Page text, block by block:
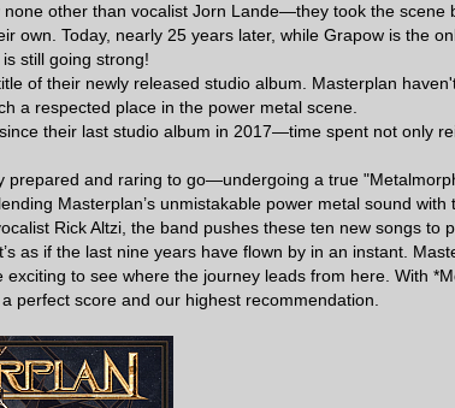
other than vocalist Jorn Lande—they took the scene
own. Today, nearly 25 years later, while Grapow is the
still going strong!
of their newly released studio album. Masterplan
a respected place in the power metal scene.
their last studio album in 2017—time spent not only
and raring to go—undergoing a true
Masterplan’s unmistakable power metal sound
Rick Altzi, the band pushes these ten new songs
as if the last nine years have flown by in an instant.
exciting to see where the journey leads from here. With
perfect score and our highest recommendation.